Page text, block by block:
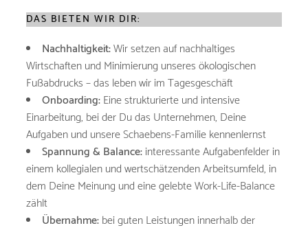
DAS BIETEN WIR DIR:
Nachhaltigkeit:Wir setzen auf nachhaltiges
Wirtschaften und Minimierung unseres ökologischen
Fußabdrucks – das leben wir im Tagesgeschäft
Onboarding:Eine strukturierte und intensive
Einarbeitung, bei der Du das Unternehmen, Deine
Aufgaben und unsere Schaebens-Familie kennenlernst
Spannung & Balance:interessante Aufgabenfelder in
einem kollegialen und wertschätzenden Arbeitsumfeld, in
dem Deine Meinung und eine gelebte Work-Life-Balance
zählt
Übernahme:bei guten Leistungen innerhalb der